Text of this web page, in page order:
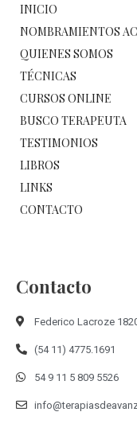
INICIO
NOMBRAMIENTOS
QUIENES SOMOS
TÉCNICAS
CURSOS ONLINE
BUSCO TERAPEUTA
TESTIMONIOS
LIBROS
LINKS
CONTACTO
Contacto
Federico Lacroze
(54 11) 4775.1691
54 9 11 5 809 5526